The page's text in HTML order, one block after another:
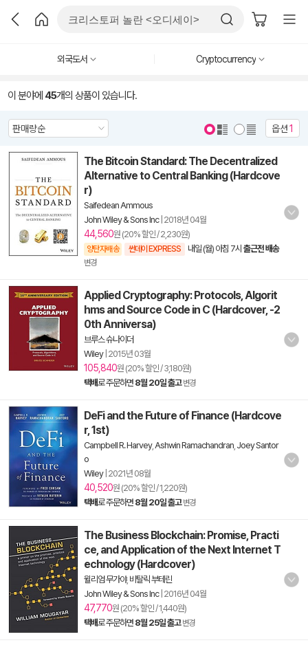
외국도서 Cryptocurrency
이 분야에 45개의 상품이 있습니다.
옵션1
The Bitcoin Standard: The Decentralized
Alternative to Central Banking (Hardcove
r)
Saifedean Ammous
John Wiley & Sons Inc| 2018년 04월
44,560원 (20% 할인 / 2,230원)
양탄자배송 썬데이 EXPRESS 내일 (월) 아침 7시 출근전 배송
변경
Applied Cryptography: Protocols, Algorit
hms and Source Code in C (Hardcover, -2
0th Anniversa)
브루스 슈나이더
Wiley| 2015년 03월
105,840원 (20% 할인 / 3,180원)
택배로 주문하면 8월 20일 출고 변경
DeFi and the Future of Finance (Hardcove
r, 1st)
Campbell R. Harvey, Ashwin Ramachandran Joey Santor
o
Wiley| 2021년 08월
40,520원 (20% 할인 / 1,220원)
택배로 주문하면 8월 20일 출고 변경
The Business Blockchain: Promise, Practi
ce, and Application of the Next Internet T
echnology (Hardcover)
윌리엄 무가야, 비탈릭 부테린
John Wiley & Sons Inc| 2016년 04월
47,770원 (20% 할인 / 1,440원)
택배로 주문하면 8월 25일 출고 변경